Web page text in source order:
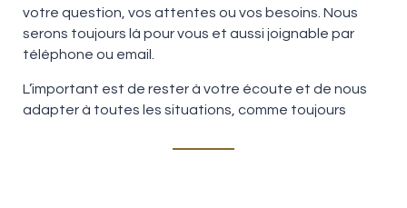
votre question, vos attentes ou vos besoins. Nous
serons toujours là pour vous et aussi joignable par
téléphone ou email.
L’important est de rester à votre écoute et de nous
adapter à toutes les situations, comme toujours